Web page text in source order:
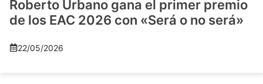
Roberto Urbano gana el primer premio
de los EAC 2026 con «Será o no será»
22/05/2026